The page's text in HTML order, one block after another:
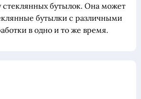
стеклянных бутылок. Она может
бутылки с различными
в одно и то же время.